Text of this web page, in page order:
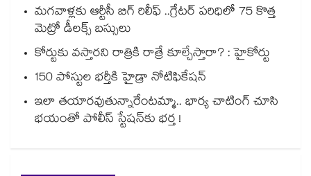
మగవాళ్లకు ఆర్టీసీ బిగ్ రిలీఫ్ ..గ్రేటర్ పరిధిలో 75 కొత్త
మెట్రో డీలక్స్ బస్సులు
కోర్టుకు వస్తారని రాత్రికి రాత్రే కూల్చేస్తారా? : హైకోర్టు
150 పోస్టుల భర్తీకి హైడ్రా నోటిఫికేషన్
ఇలా తయారవుతున్నారేంటమ్మా.. భార్య చాటింగ్ చూసి
భయంతో పోలీస్ స్టేషన్⁫కు భర్త !